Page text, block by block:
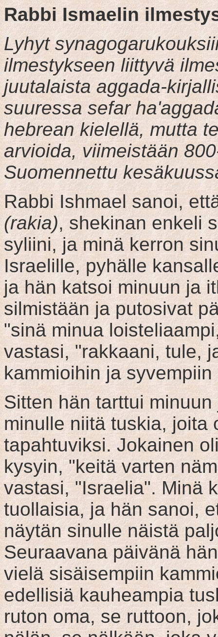
Rabbi Ismaelin
Lyhyt
ilmestykseen liittyvä
juutalaista aggada-
suuressa sefar
hebrean kielellä, mutta
arvioida, viimeistään
Suomennettu
Rabbi Ishmael sanoi,
(rakia), shekinan enkeli
syliini, ja minä kerron
Israelille, pyhälle
ja hän katsoi minuun ja
silmistään ja putosivat
"sinä minua
vastasi, "rakkaani, tule,
kammioihin ja
Sitten hän tarttui
minulle niitä tuskia, joita
tapahtuviksi. Jokainen
kysyin, "keitä varten
vastasi, "Israelia". Minä
tuollaisia, ja hän sanoi,
näytän sinulle näistä
Seuraavana päivänä
vielä sisäisempiin
edellisiä kauheampia
ruton oma, se ruttoon,